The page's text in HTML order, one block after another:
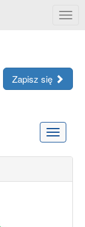
menu
Zapisz się
Rozwiń
menu